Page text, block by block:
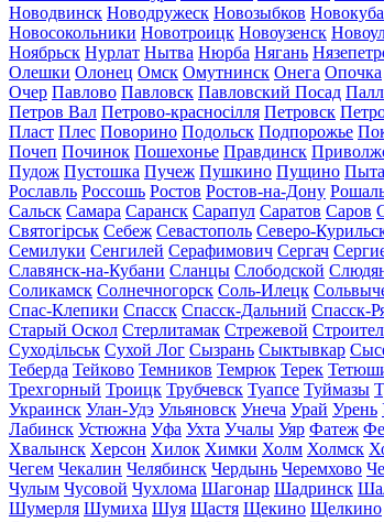
Новодвинск Новодружеск Новозыбков
Новосокольники Новотроицк Новоузенск
Ноябрьск Нурлат Нытва Нюрба Нягань
Олешки Олонец Омск Омутнинск Онега Опочка
Очер Павлово Павловск Павловский Посад
Петров Вал Петрово-красносілля Петровск
Пласт Плес Поворино Подольск Подпорожье
Почеп Починок Пошехонье Правдинск
Пудож Пустошка Пучеж Пушкино Пущино
Рославль Россошь Ростов Ростов-на-Дону
Сальск Самара Саранск Сарапул Саратов Саров
Святогірськ Себеж Севастополь Северо-
Семилуки Сенгилей Серафимович Сергач
Славянск-на-Кубани Сланцы Слободской
Соликамск Солнечногорск Соль-Илецк
Спас-Клепики Спасск Спасск-Дальний Спасск-
Старый Оскол Стерлитамак Стрежевой
Суходільськ Сухой Лог Сызрань Сыктывкар
Теберда Тейково Темников Темрюк Терек
Трехгорный Троицк Трубчевск Туапсе Туймазы
Украинск Улан-Удэ Ульяновск Унеча Урай Урень
Лабинск Устюжна Уфа Ухта Учалы Уяр Фатеж
Хвалынск Херсон Хилок Химки Холм Холмск
Чегем Чекалин Челябинск Чердынь Черемхово
Чулым Чусовой Чухлома Шагонар Шадринск
Шумерля Шумиха Шуя Щастя Щекино Щелкино